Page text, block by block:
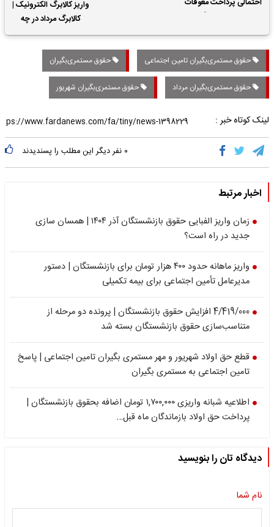
احتمالی پرداخت معوقات
واریز کالابرگ الکترونیک |
کالابرگ مرداد در چه
تاریخی واریز خواهد شد؟
حقوق مستمری‌بگیران تامین اجتماعی حقوق مستمری‌بگیران
حقوق مستمری‌بگیران مرداد حقوق مستمری‌بگیران شهریور
لینک کوتاه خبر :
۰ نفر دیگر این مطلب را پسندیدند
اخبار مرتبط
زمان واریز الفبایی حقوق بازنشستگان آذر ۱۴۰۴ | همسان سازی
جدید در راه است؟
واریز ماهانه حدود ۴۰۰ هزار تومان برای بازنشستگان | دستور
مدیرعامل تأمین اجتماعی برای بیمه تکمیلی
4/419/000 افزایش حقوق بازنشستگان | پرونده دو مرحله از
متناسب‌سازی حقوق بازنشستگان بسته شد
قطع حق اولاد شهریور و مهر مستمری بگیران تامین اجتماعی | پاسخ
تامین اجتماعی به مستمری بگیران
اطلاعیه شبانه واریزی ۱,۷۰۰,۰۰۰ تومان اضافه بحقوق بازنشستگان |
پرداخت حق اولاد بازماندگان ماه قبل…
دیدگاه تان را بنویسید
نام شما